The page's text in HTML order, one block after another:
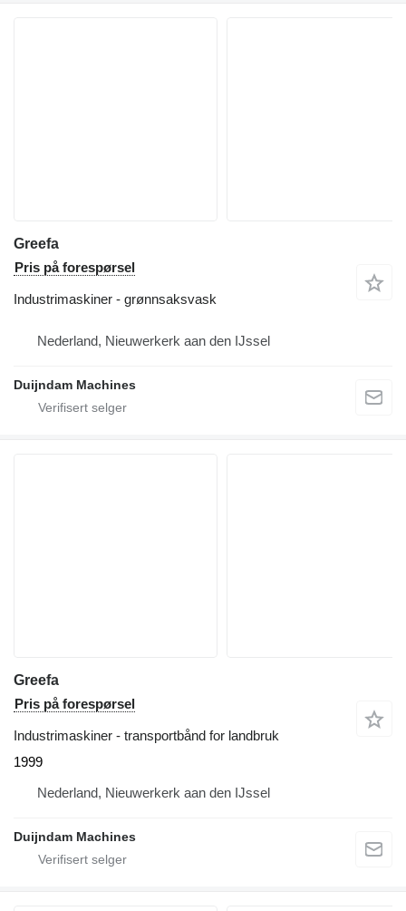
Greefa
Pris på forespørsel
Industrimaskiner - grønnsaksvask
Nederland, Nieuwerkerk aan den IJssel
Duijndam Machines
Greefa
Pris på forespørsel
Industrimaskiner - transportbånd for landbruk
1999
Nederland, Nieuwerkerk aan den IJssel
Duijndam Machines